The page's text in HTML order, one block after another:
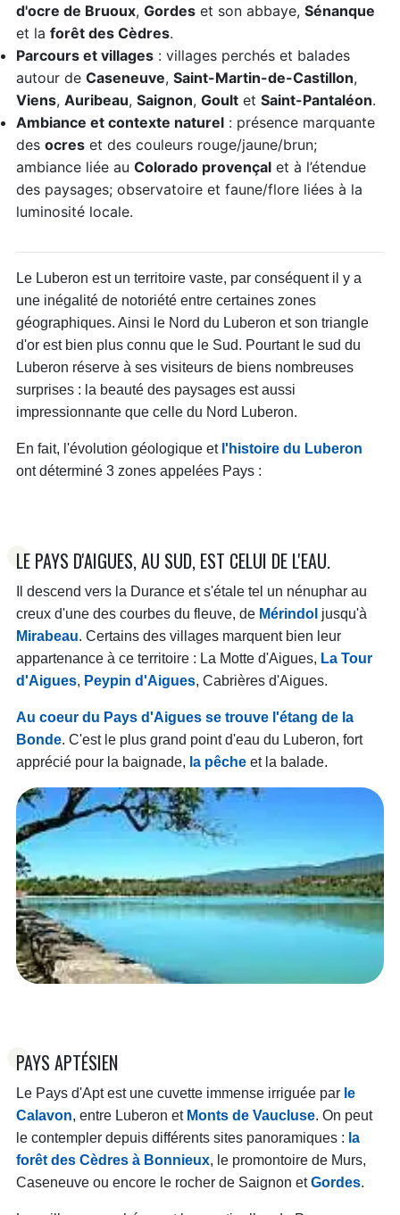
d'ocre de Bruoux, Gordeset son abbaye, Sénanque
et la forêt des Cèdres.
Parcours et villages: villages perchés et balades
autour de Caseneuve, Saint-Martin-de-Castillon,
Viens, Auribeau, Saignon, Goultet Saint-Pantaléon.
Ambiance et contexte naturel: présence marquante
des ocreset des couleurs rouge/jaune/brun;
ambiance liée au Colorado provençalet à l’étendue
des paysages; observatoire et faune/flore liées à la
luminosité locale.
Le Luberon est un territoire vaste, par conséquent il y a
une inégalité de notoriété entre certaines zones
géographiques. Ainsi le Nord du Luberon et son triangle
d'or est bien plus connu que le Sud. Pourtant le sud du
Luberon réserve à ses visiteurs de biens nombreuses
surprises : la beauté des paysages est aussi
impressionnante que celle du Nord Luberon.
En fait, l'évolution géologique et l'histoire du Luberon
ont déterminé 3 zones appelées Pays :
LE PAYS D'AIGUES, AU SUD, EST CELUI DE L'EAU.
Il descend vers la Durance et s'étale tel un nénuphar au
creux d'une des courbes du fleuve, de Mérindol jusqu'à
Mirabeau. Certains des villages marquent bien leur
appartenance à ce territoire : La Motte d'Aigues, La Tour
d'Aigues, Peypin d'Aigues, Cabrières d'Aigues.
Au coeur du Pays d'Aigues se trouve l'étang de la
Bonde. C'est le plus grand point d'eau du Luberon, fort
apprécié pour la baignade, la pêcheet la balade.
PAYS APTÉSIEN
Le Pays d'Apt est une cuvette immense irriguée par le
Calavon, entre Luberon et Monts de Vaucluse. On peut
le contempler depuis différents sites panoramiques : la
forêt des Cèdres à Bonnieux, le promontoire de Murs,
Caseneuve ou encore le rocher de Saignon etGordes.